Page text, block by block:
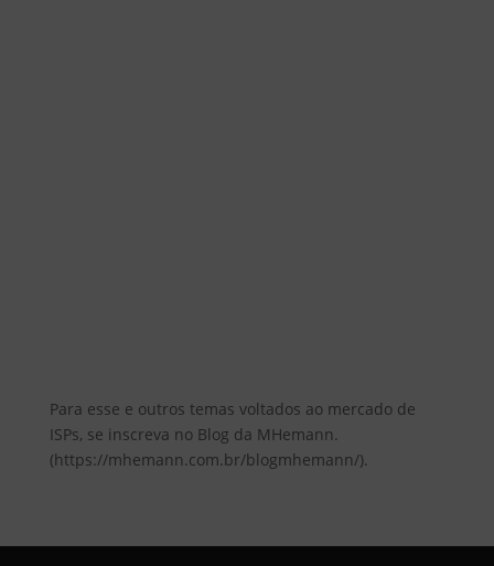
Para esse e outros temas voltados ao mercado de
ISPs, se inscreva no Blog da MHemann.
(https://mhemann.com.br/blogmhemann/).